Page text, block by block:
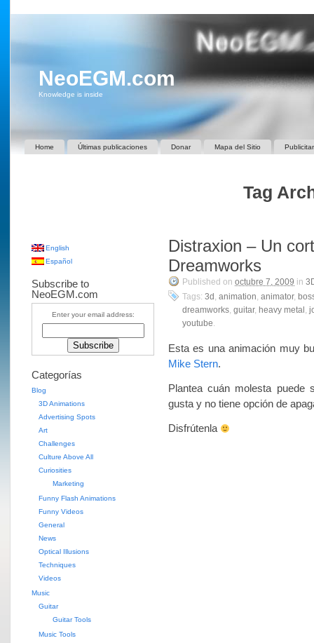
NeoEGM.com
Knowledge is inside
Home Últimas publicaciones Donar Mapa del Sitio
Tag
Distraxion – Un
Dreamworks
Published on octubre 7, 2009 in
Tags: 3d , animation, animator,
dreamworks, guitar, heavy metal ,
youtube.
Esta es una animación muy
Mike Stern.
Plantea cuán molesta puede
gusta y no tiene opción de
Disfrútenla
English
Español
Subscribe to
NeoEGM.com
Enter your email address:
Categorías
Blog
3D Animations
Advertising Spots
Art
Challenges
Culture Above All
Curiosities
Marketing
Funny Flash Animations
Funny Videos
General
News
Optical Illusions
Techniques
Videos
Music
Guitar
Guitar Tools
Music Tools